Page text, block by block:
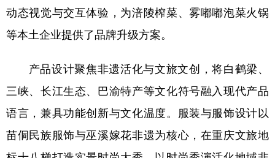
动态视觉与交互体验，为涪陵榨菜、雾嘟嘟泡菜火锅
等本土企业提供了品牌升级方案。
产品设计聚焦非遗活化与文旅文创，将白鹤梁、
三峡、长江生态、巴渝特产等文化符号融入现代产品
语言，兼具功能创新与文化温度。服装与服饰设计以
苗侗民族服饰与巫溪嫁花非遗为核心，在重庆文旅地